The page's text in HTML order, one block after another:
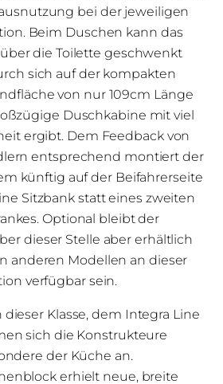
bei der jeweiligen
Beim Duschen kann das
die Toilette geschwenkt
sich auf der kompakten
von nur 109cm Länge
Duschkabine mit viel
ergibt. Dem Feedback von
entsprechend montiert der
künftig auf der Beifahrerseite
Sitzbank statt eines zweiten
Optional bleibt der
dieser Stelle aber erhältlich
anderen Modellen an dieser
verfügbar sein.
Klasse, dem Integra Line
sich die Konstrukteure
der Küche an.
erhielt neue, breite